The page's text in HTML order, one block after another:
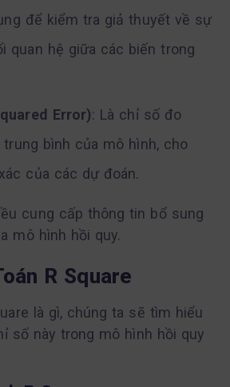
để kiểm tra giả thuyết về sự
quan hệ giữa các biến trong
Error): Là chỉ số đo
bình của mô hình, cho
của các dự đoán.
cung cấp thông tin bổ sung
mô hình hồi quy.
R Square
là gì, chúng ta sẽ tìm hiểu
số này trong mô hình hồi quy